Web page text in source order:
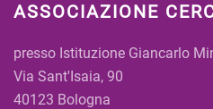
ASSOCIAZIONE
presso Istituzione Giancarlo
Via Sant'Isaia, 90
40123 Bologna